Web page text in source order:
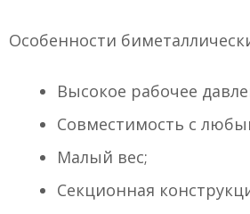
Особенности
Высокое рабочее
Совместимость с
Малый вес;
Секционная